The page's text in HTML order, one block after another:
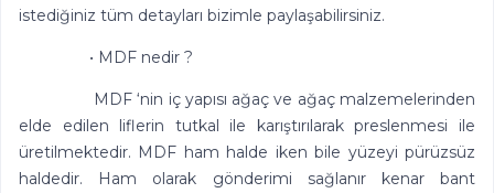
istediğiniz tüm detayları bizimle paylaşabilirsiniz.
• MDF nedir ?
MDF ‘nin iç yapısı ağaç ve ağaç malzemelerinden
elde edilen liflerin tutkal ile karıştırılarak preslenmesi ile
üretilmektedir. MDF ham halde iken bile yüzeyi pürüzsüz
haldedir. Ham olarak gönderimi sağlanır kenar bant